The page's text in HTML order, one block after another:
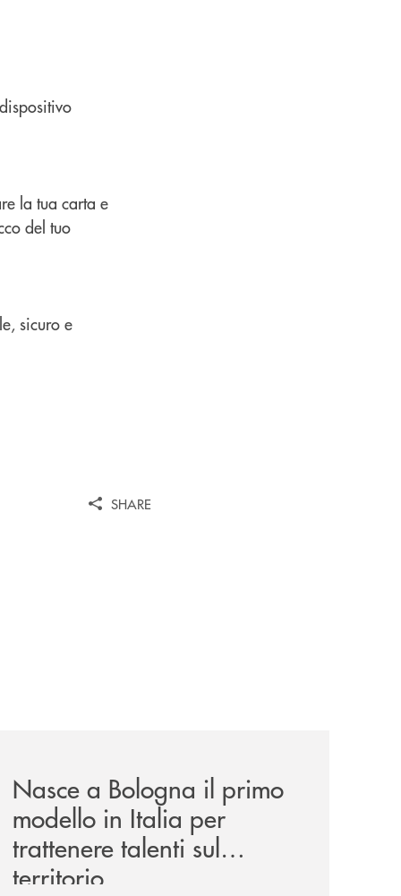
la tua carta e
del tuo
sicuro e
SHARE
Nasce a Bologna il primo
modello in Italia per
trattenere talenti sul
territorio